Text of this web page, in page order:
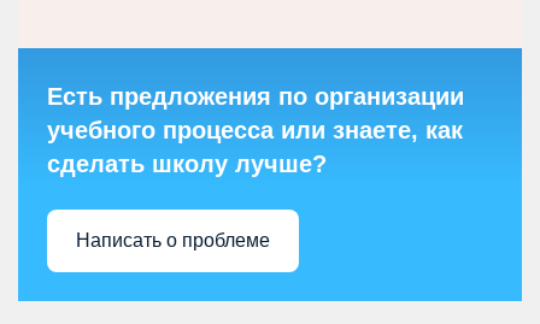
Есть предложения по организации
учебного процесса или знаете, как
сделать школу лучше?
Написать о проблеме